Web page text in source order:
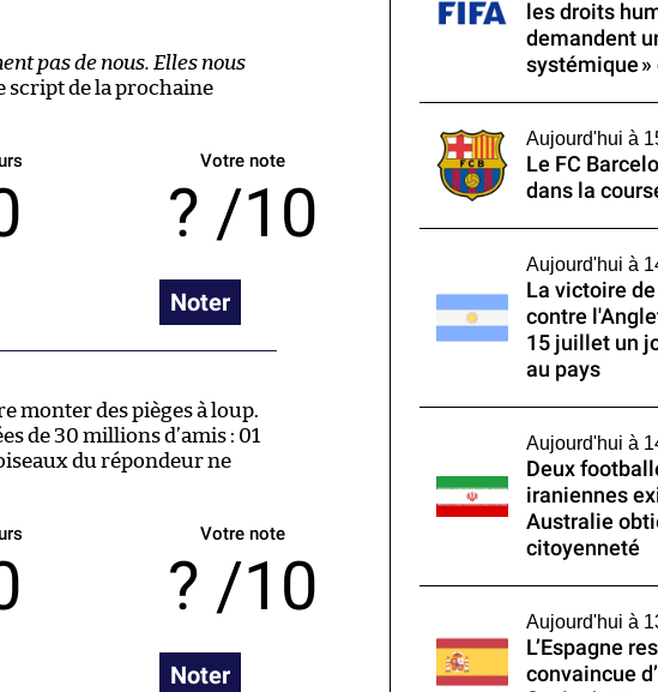
pas de nous. Elles nous
script de la prochaine
Votre note
/10
Noter
monter des pièges à loup.
de 30 millions d’amis : 01
du répondeur ne
Votre note
/10
Noter
les droits
demandent
systémique »
Aujourd'hui à
Le FC
dans la
Aujourd'hui à
La victoire
contre
15 juillet un
au pays
Aujourd'hui à
Deux
iraniennes
Australie
citoyenneté
Aujourd'hui à
L’Espagne
convaincue